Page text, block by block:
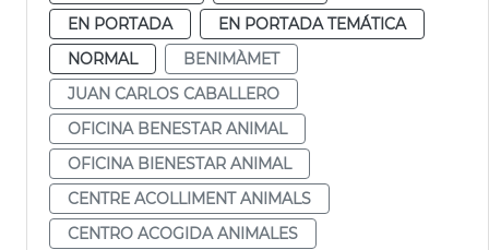
EN PORTADA
EN PORTADA TEMÁTICA
NORMAL
BENIMÀMET
JUAN CARLOS CABALLERO
OFICINA BENESTAR ANIMAL
OFICINA BIENESTAR ANIMAL
CENTRE ACOLLIMENT ANIMALS
CENTRO ACOGIDA ANIMALES